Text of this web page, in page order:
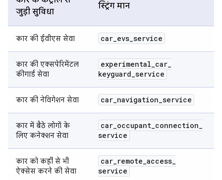
जुड़ी सुविधा
स्ट्रिंग मान
कार की ईवीएस सेवा car_evs_service
कार की एक्सपेरिमेंटल
कीगार्ड सेवा
experimental_car_
keyguard_service
कार की नेविगेशन सेवा car_navigation_service
कार में बैठे लोगों के
लिए कनेक्शन सेवा
car_occupant_connection_
service
कार को कहीं से भी
ऐक्सेस करने की सेवा
car_remote_access_
service